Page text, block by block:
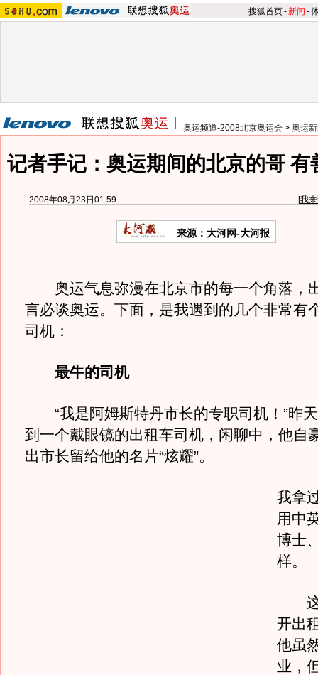
搜狐首页-新闻 -
奥运频道-2008北京奥运会 > 奥运
记者手记：奥运期间的北京的哥 有
2008年08月23日01:59 [我
来源：大河网-大河报
奥运气息弥漫在北京市的每一个角落，
言必谈奥运。下面，是我遇到的几个非常有
司机：
最牛的司机
“我是阿姆斯特丹市长的专职司机！”昨
到一个戴眼镜的出租车司机，闲聊中，他自
出市长留给他的名片“炫耀”。
我拿
用中
博士
样。
这
开出
他虽
业，